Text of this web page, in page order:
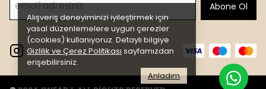
Alışveriş deneyiminizi iyileştirmek için
yasal düzenlemelere uygun çerezler
(cookies) kullanıyoruz. Detaylı bilgiye
Gizlilik ve Çerez Politikası sayfamızdan
erişebilirsiniz.
Anladım
Abone Ol